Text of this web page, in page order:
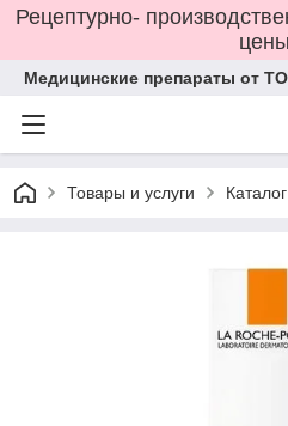
Рецептурно-
Медицинские препараты от
Товары и услуги Каталог